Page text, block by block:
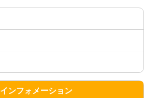
インフォメーション